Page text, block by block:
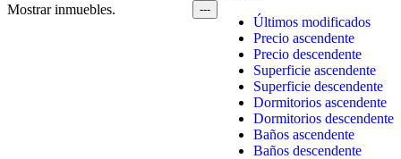
---
Últimos modificados
Precio ascendente
Precio descendente
Superficie ascendente
Superficie descendente
Dormitorios ascendente
Dormitorios descendente
Baños ascendente
Baños descendente
Mostrarinmuebles.